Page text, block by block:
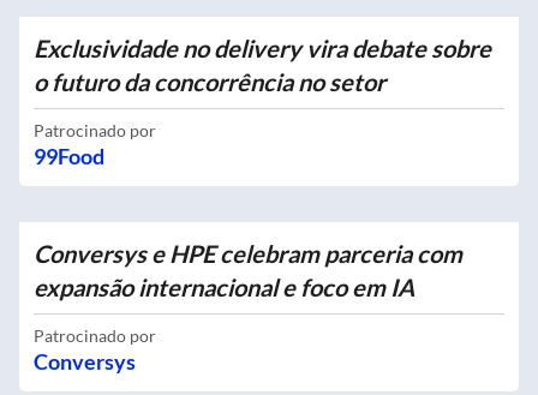
Exclusividade no delivery vira debate sobre
o futuro da concorrência no setor
Patrocinado por
99Food
Conversys e HPE celebram parceria com
expansão internacional e foco em IA
Patrocinado por
Conversys